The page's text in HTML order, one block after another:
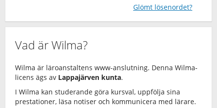
Glömt lösenordet?
Vad är Wilma?
Wilma är läroanstaltens www-anslutning. Denna Wilma-
licens ägs av Lappajärven kunta.
I Wilma kan studerande göra kursval, uppfölja sina
prestationer, läsa notiser och kommunicera med lärare.